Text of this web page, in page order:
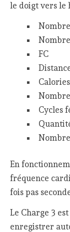
le doigt vers le
FC
Calories
Nombre
Cycles
En
fréquence
fois pas
Le Charge 3
enregistrer